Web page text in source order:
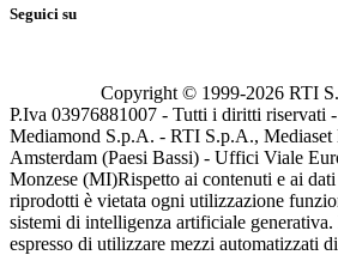
Seguici su
Copyright © 1999-2026 RTI
P.Iva 03976881007 - Tutti i diritti riservati
Mediamond S.p.A. - RTI S.p.A., Mediaset
Amsterdam (Paesi Bassi) - Uffici Viale
Monzese (MI)Rispetto ai contenuti e ai
riprodotti è vietata ogni utilizzazione
sistemi di intelligenza artificiale
espresso di utilizzare mezzi automatizzati